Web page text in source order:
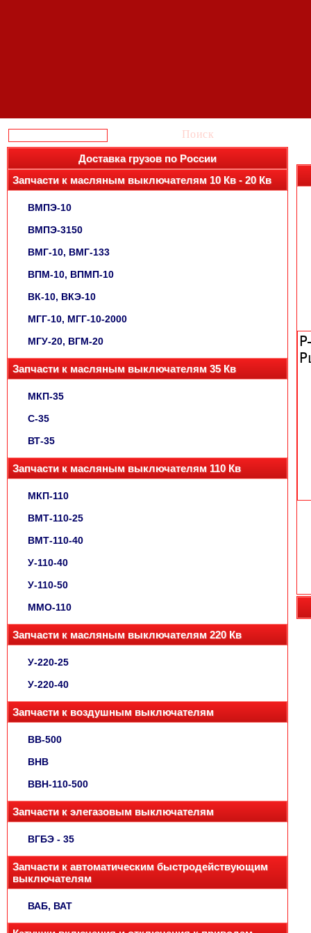
Поиск
Доставка грузов по России
Запчасти к масляным выключателям 10 Кв - 20 Кв
ВМПЭ-10
ВМПЭ-3150
ВМГ-10, ВМГ-133
ВПМ-10, ВПМП-10
ВК-10, ВКЭ-10
МГГ-10, МГГ-10-2000
МГУ-20, ВГМ-20
Запчасти к масляным выключателям 35 Кв
МКП-35
С-35
ВТ-35
Запчасти к масляным выключателям 110 Кв
МКП-110
ВМТ-110-25
ВМТ-110-40
У-110-40
У-110-50
ММО-110
Запчасти к масляным выключателям 220 Кв
У-220-25
У-220-40
Запчасти к воздушным выключателям
ВВ-500
ВНВ
ВВН-110-500
Запчасти к элегазовым выключателям
ВГБЭ - 35
Запчасти к автоматическим быстродействующим
выключателям
ВАБ, ВАТ